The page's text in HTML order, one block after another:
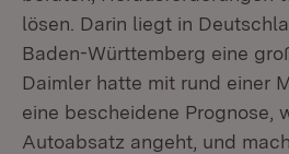
lösen. Darin liegt in
Baden-Württemberg eine
Daimler hatte mit rund einer
eine bescheidene Prognose,
Autoabsatz angeht, und